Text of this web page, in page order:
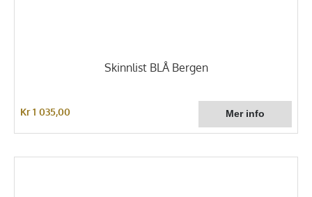
Skinnlist BLÅ Bergen
Kr 1 035,00